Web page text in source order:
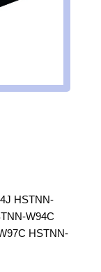
HSTNN-
W94C
HSTNN-